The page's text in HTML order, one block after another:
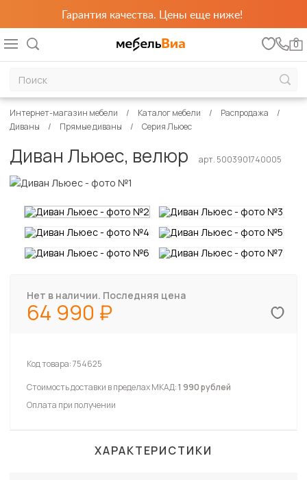
Гарантия качества. Цены еще ниже!
0
Интернет-магазин мебели Каталог мебели
Распродажа
Диваны
Прямые диваны Серия Льюес
Диван Льюес, велюр арт. 5003901740005
Нет в наличии. Последняя цена
64 990
Код товара:754625
Стоимость доставки в пределах МКАД:1 990 рублей
Оплата при получении
ХАРАКТЕРИСТИКИ